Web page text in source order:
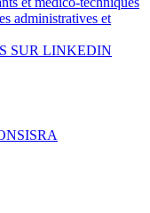
administratives et
SUR LINKEDIN